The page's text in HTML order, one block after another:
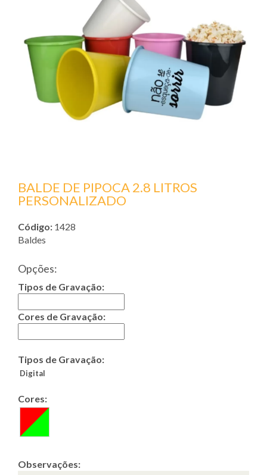
BALDE DE PIPOCA 2.8 LITROS
PERSONALIZADO
Código: 1428
Baldes
Opções:
Tipos de Gravação:
Cores de Gravação:
Tipos de Gravação:
Digital
Cores:
Observações: